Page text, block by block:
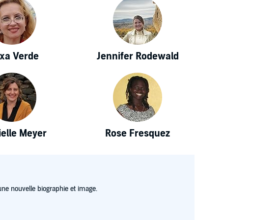
Verde Jennifer Rodewald
Meyer Rose Fresquez
nouvelle biographie et image.